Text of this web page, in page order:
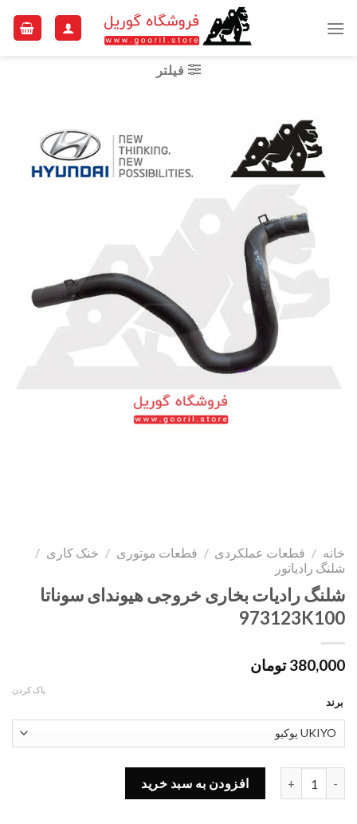
فیلتر
خانه / قطعات عملکردی / قطعات موتوری / خنک کاری /
شلنگ رادیاتور
شلنگ رادیات بخاری خروجی هیوندای سوناتا
973123K100
380,000 تومان
برند
پاک کردن
شلنگ رادیات بخاری خروجی هیوندای سوناتا 973123K100 عدد
افزودن به سبد خرید